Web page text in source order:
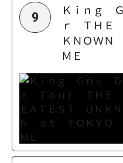
9
Ｋｉｎｇ
ｒ ＴＨＥ
ＫＮＯＷ
ＭＥ